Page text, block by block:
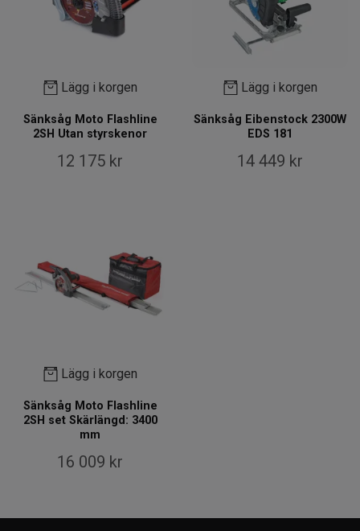
Lägg i korgen
Sänksåg Moto Flashline
2SH Utan styrskenor
12 175 kr
Lägg i korgen
Sänksåg Eibenstock 2300W
EDS 181
14 449 kr
Lägg i korgen
Sänksåg Moto Flashline
2SH set Skärlängd: 3400
mm
16 009 kr